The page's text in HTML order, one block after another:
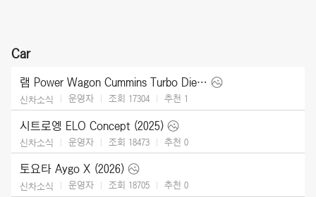
Car
램 Power Wagon Cummins Turbo Diesel (2027)
신차소식 운영자 조회 17304 추천 1
시트로엥 ELO Concept (2025)
신차소식 운영자 조회 18473 추천 0
토요타 Aygo X (2026)
신차소식 운영자 조회 18705 추천 0